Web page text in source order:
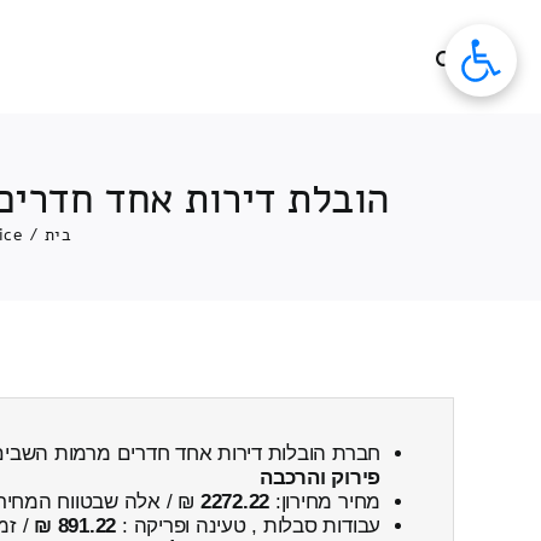
הובלת דירות אחד
בית /
חברת הובלות דירות אחד חדרים מרמות
פירוק והרכבה
מחיר מחירון: 2272.22 ₪ / אלה שבטווח
עבודות סבלות , טעינה ופריקה : 891.22 ₪
/